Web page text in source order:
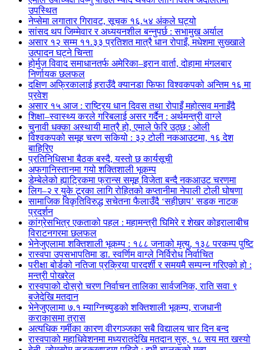
उपस्थित
नेप्सेमा लगातार गिरावट, सूचक १६.५४ अंकले घट्यो
सांसद थप जिम्मेवार र अध्ययनशील बन्नुपर्छ : सभामुख अर्याल
असार १२ सम्म ११.३३ प्रतिशत मात्रै धान रोपाइँ, मधेशमा सुख्खाले
उत्पादन घट्ने चिन्ता
होर्मुज विवाद समाधानतर्फ अमेरिका–इरान वार्ता, दोहामा मंगलबार
निर्णायक छलफल
दक्षिण अफ्रिकालाई हराउँदै क्यानडा फिफा विश्वकपको अन्तिम १६ मा
प्रवेश
असार १५ आज : राष्ट्रिय धान दिवस तथा रोपाइँ महोत्सव मनाइँदै
शिक्षा–स्वास्थ्य करले गरिबलाई असर गर्दैन : अर्थमन्त्री वाग्ले
चुनावी धक्का अस्थायी मात्रै हो, एमाले फेरि उठ्छ : ओली
विश्वकपको समूह चरण सकियो : ३२ टोली नकआउटमा, १६ देश
बाहिरिए
प्रतिनिधिसभा बैठक बस्दै, यस्तो छ कार्यसूची
अफगानिस्तानमा गयो शक्तिशाली भूकम्प
डेम्बेलेको ह्याट्रिकमा फ्रान्स समूह विजेता बन्दै नकआउट चरणमा
लिग–२ र युके टूरका लागि रोहितको कप्तानीमा नेपाली टोली घोषणा
सामाजिक विकृतिविरुद्ध सचेतना फैलाउँदै ‘सहीछाप’ सडक नाटक
प्रदर्शन
कांग्रेसभित्र एकताको पहल : महामन्त्री घिमिरे र शेखर कोइरालाबीच
विराटनगरमा छलफल
भेनेजुएलामा शक्तिशाली भूकम्प : १८८ जनाको मृत्यु, १३८ परकम्प पुष्टि
रास्वपा उपसभापतिमा डा. स्वर्णिम वाग्ले निर्विरोध निर्वाचित
परीक्षा बोर्डको नतिजा प्रक्रिया पारदर्शी र समयमै सम्पन्न गरिएको हो :
मन्त्री पोखरेल
रास्वपाको दोस्रो चरण निर्वाचन तालिका सार्वजनिक, राति सवा ९
बजेदेखि मतदान
भेनेजुएलामा ७.१ म्याग्निच्युडको शक्तिशाली भूकम्प, राजधानी
कराकासमा त्रास
अत्यधिक गर्मीका कारण वीरगञ्जका सबै विद्यालय चार दिन बन्द
रास्वपाको महाधिवेशनमा मध्यरातदेखि मतदान सुरु, १८ सय मत खस्यो